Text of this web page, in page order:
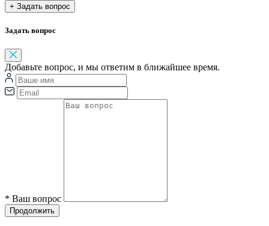
+ Задать вопрос
Задать вопрос
Добавьте вопрос, и мы ответим в ближайшее время.
* Ваш вопрос
Продолжить